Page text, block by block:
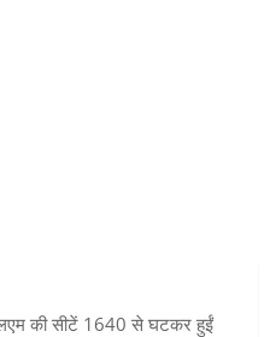
की सीटें 1640 से घटकर हुईं